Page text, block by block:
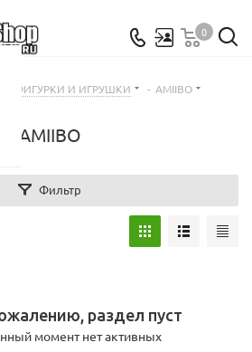
0
ФИГУРКИ И ИГРУШКИ - AMIIBO
AMIIBO
Фильтр
раздел пуст
момент нет активных